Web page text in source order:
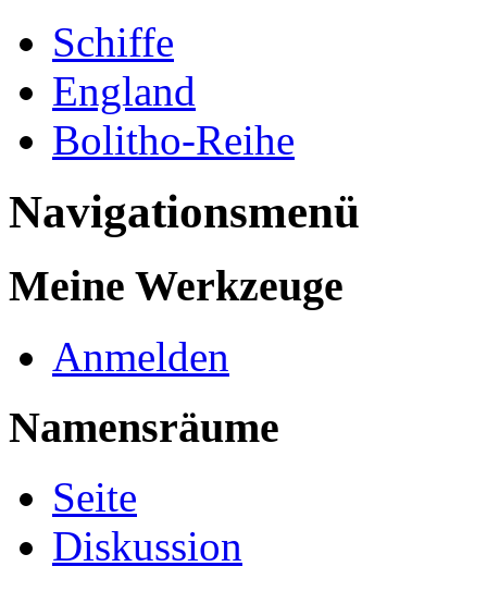
Schiffe
England
Bolitho-Reihe
Navigationsmenü
Meine Werkzeuge
Anmelden
Namensräume
Seite
Diskussion